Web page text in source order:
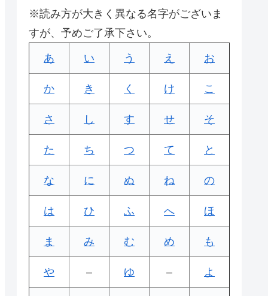
※読み方が大きく異なる名字がございま
すが、予めご了承下さい。
あ い う え お
か き く け こ
さ し す せ そ
た ち つ て と
な に ぬ ね の
は ひ ふ へ ほ
ま み む め も
や – ゆ – よ